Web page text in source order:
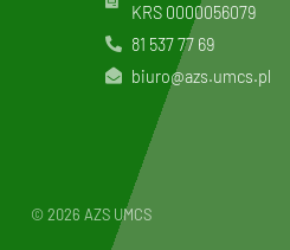
KRS 0000056079
81 537 77 69
biuro@azs.umcs.pl
© 2026 AZS UMCS